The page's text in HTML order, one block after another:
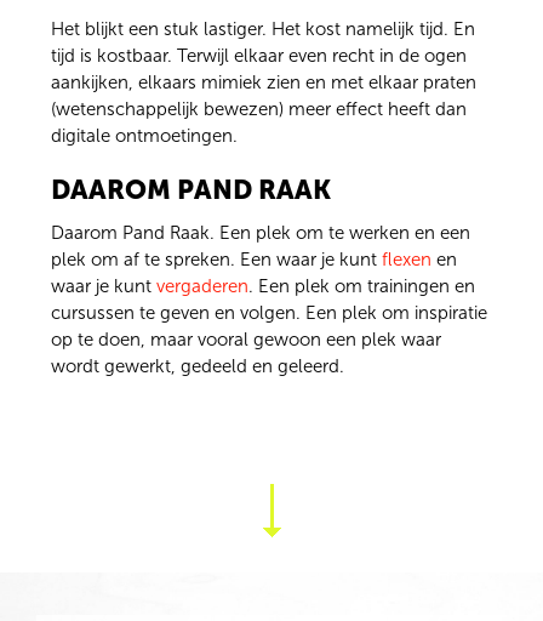
Het blijkt een stuk lastiger. Het kost namelijk tijd. En
tijd is kostbaar. Terwijl elkaar even recht in de ogen
aankijken, elkaars mimiek zien en met elkaar praten
(wetenschappelijk bewezen) meer effect heeft dan
digitale ontmoetingen.
DAAROM PAND RAAK
Daarom Pand Raak. Een plek om te werken en een
plek om af te spreken. Een waar je kunt flexen en
waar je kunt vergaderen. Een plek om trainingen en
cursussen te geven en volgen. Een plek om inspiratie
op te doen, maar vooral gewoon een plek waar
wordt gewerkt, gedeeld en geleerd.